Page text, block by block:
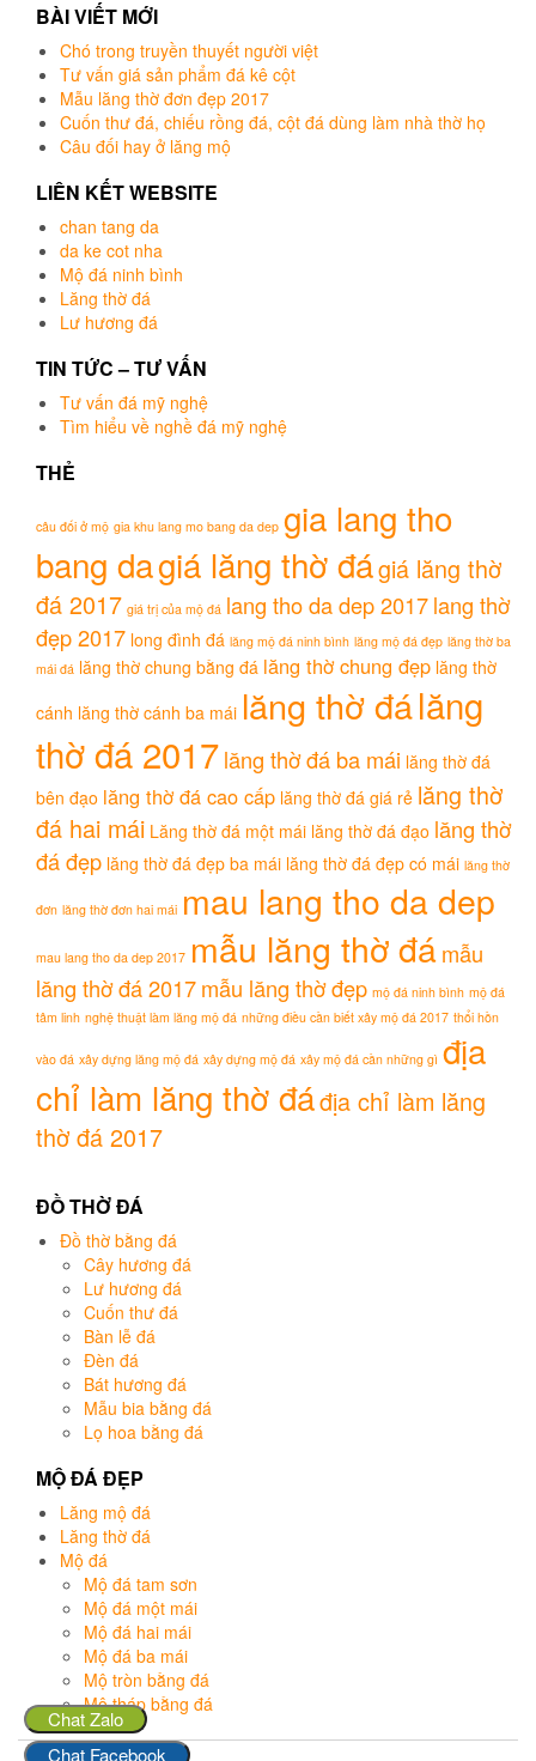
BÀI VIẾT MỚI
Chó trong truyền thuyết người việt
Tư vấn giá sản phẩm đá kê cột
Mẫu lăng thờ đơn đẹp 2017
Cuốn thư đá, chiếu rồng đá, cột đá dùng làm nhà thờ họ
Câu đối hay ở lăng mộ
LIÊN KẾT WEBSITE
chan tang da
da ke cot nha
Mộ đá ninh bình
Lăng thờ đá
Lư hương đá
TIN TỨC – TƯ VẤN
Tư vấn đá mỹ nghệ
Tìm hiểu về nghề đá mỹ nghệ
THẺ
câu đối ở mộ gia khu lang mo bang da dep gia lang tho
bang dagiá lăng thờ đágiá lăng thờ
đá 2017 giá trị của mộ đá lang tho da dep 2017lang thờ
đẹp 2017 long đình đá lăng mộ đá ninh bình lăng mộ đá đẹp lăng thờ ba
mái đá lăng thờ chung bằng đá lăng thờ chung đẹp lăng thờ
cánh lăng thờ cánh ba mái lăng thờ đálăng
thờ đá 2017lăng thờ đá ba mái lăng thờ đá
bên đạo lăng thờ đá cao cấp lăng thờ đá giá rẻ lăng thờ
đá hai mái Lăng thờ đá một mái lăng thờ đá đạo lăng thờ
đá đẹp lăng thờ đá đẹp ba mái lăng thờ đá đẹp có mái lăng thờ
đơn lăng thờ đơn hai mái mau lang tho da dep
mau lang tho da dep 2017 mẫu lăng thờ đámẫu
lăng thờ đá 2017mẫu lăng thờ đẹp mộ đá ninh bình mộ đá
tâm linh nghệ thuật làm lăng mộ đá những điều cần biết xây mộ đá 2017 thổi hồn
vào đá xây dựng lăng mộ đá xây dựng mộ đá xây mộ đá cần những gì địa
chỉ làm lăng thờ đáđịa chỉ làm lăng
thờ đá 2017
ĐỒ THỜ ĐÁ
Đồ thờ bằng đá
Cây hương đá
Lư hương đá
Cuốn thư đá
Bàn lễ đá
Đèn đá
Bát hương đá
Mẫu bia bằng đá
Lọ hoa bằng đá
MỘ ĐÁ ĐẸP
Lăng mộ đá
Lăng thờ đá
Mộ đá
Mộ đá tam sơn
Mộ đá một mái
Mộ đá hai mái
Mộ đá ba mái
Mộ tròn bằng đá
Mộ tháp bằng đá
Chat Zalo
Chat Facebook